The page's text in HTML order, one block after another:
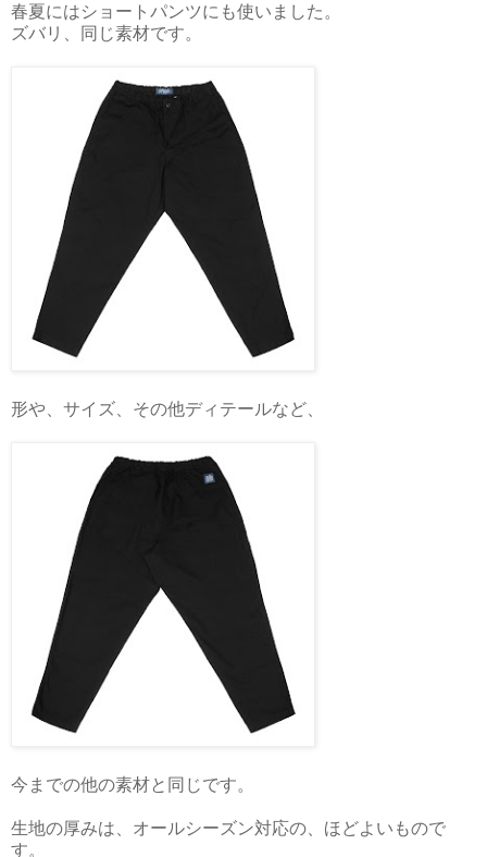
春夏にはショートパンツにも使いました。
ズバリ、同じ素材です。
形や、サイズ、その他ディテールなど、
今までの他の素材と同じです。
生地の厚みは、オールシーズン対応の、ほどよいもので
す。